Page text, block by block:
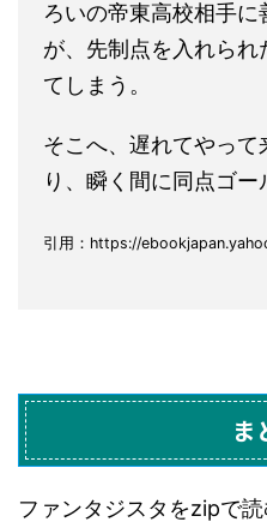
ろいの帝東高校相手
が、先制点を入れら
てしまう。
そこへ、遅れてやっ
り、瞬く間に同点ゴー
引用：https://
ま
ファンタジスタをzipで